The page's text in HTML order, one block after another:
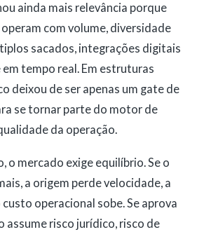
ainda mais relevância porque
com volume, diversidade
sacados, integrações digitais
tempo real. Em estruturas
deixou de ser apenas um gate de
se tornar parte do motor de
da operação.
o mercado exige equilíbrio. Se o
a origem perde velocidade, a
operacional sobe. Se aprova
assume risco jurídico, risco de